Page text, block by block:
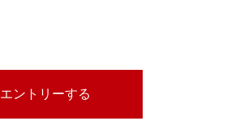
エントリーする